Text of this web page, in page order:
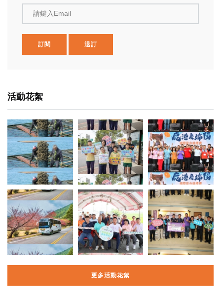
請鍵入Email
訂閱 退訂
活動花絮
更多活動花絮